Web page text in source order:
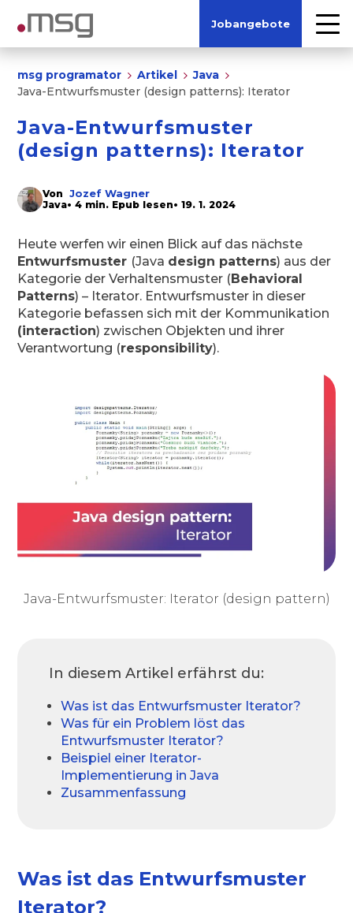
Jobangebote
msg programator Artikel
Java
Java-Entwurfsmuster (design patterns): Iterator
Java-Entwurfsmuster
(design patterns): Iterator
Von Jozef Wagner
Java• 4 min. Epub lesen• 19. 1. 2024
Heute werfen wir einen Blick auf das nächste
Entwurfsmuster (Java design patterns) aus der
Kategorie der Verhaltensmuster (Behavioral
Patterns) – Iterator. Entwurfsmuster in dieser
Kategorie befassen sich mit der Kommunikation
(interaction) zwischen Objekten und ihrer
Verantwortung (responsibility).
Java-Entwurfsmuster: Iterator (design pattern)
In diesem Artikel erfährst du:
Was ist das Entwurfsmuster Iterator?
Was für ein Problem löst das
Entwurfsmuster Iterator?
Beispiel einer Iterator-
Implementierung in Java
Zusammenfassung
Was ist das Entwurfsmuster
Iterator?